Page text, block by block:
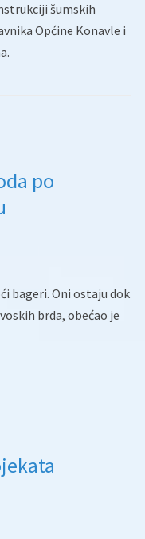
šumskih
Općine Konavle i
po
bageri. Oni ostaju dok
brda, obećao je